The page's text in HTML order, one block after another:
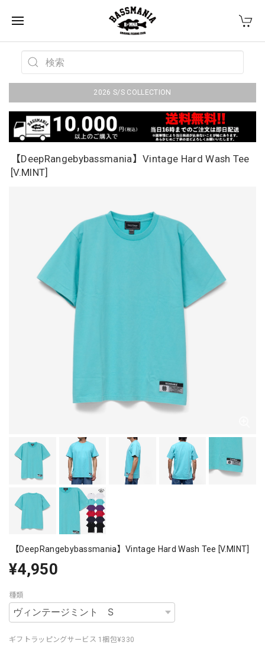
2026 S/S COLLECTION
【DeepRangebybassmania】Vintage Hard Wash Tee
[V.MINT]
【DeepRangebybassmania】Vintage Hard Wash Tee [V.MINT]
¥4,950
種類
ギフトラッピングサービス 1梱包¥330